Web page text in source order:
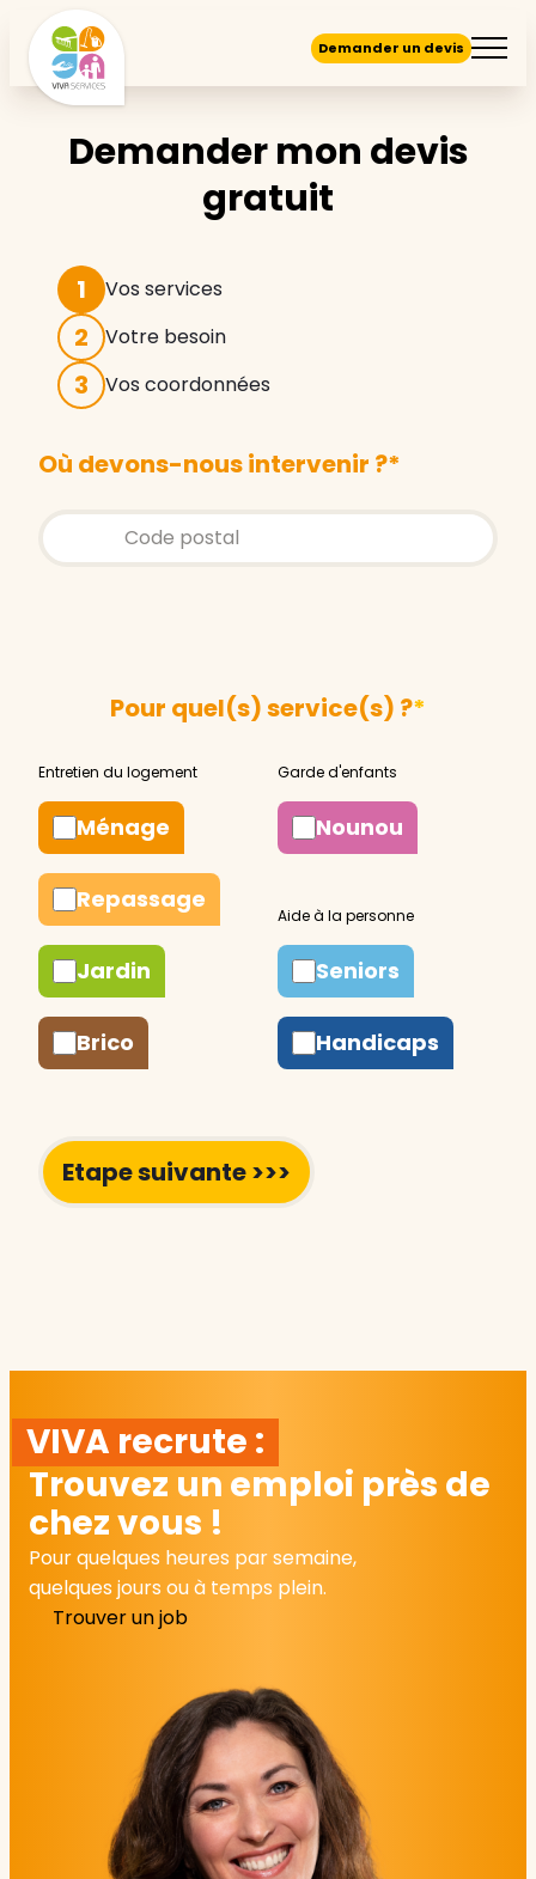
Demander un devis
Demander mon devis
gratuit
1 Vos services
2 Votre besoin
3 Vos coordonnées
Où devons-nous intervenir ?*
Store locator global - Autocompletion
Rechercher
Pour quel(s) service(s) ?*
Ménage
Repassage
Jardin
Brico
Nounou
Seniors
Handicaps
VIVA recrute :
Trouvez un emploi près de
chez vous !
Pour quelques heures par semaine,
quelques jours ou à temps plein.
Trouver un job